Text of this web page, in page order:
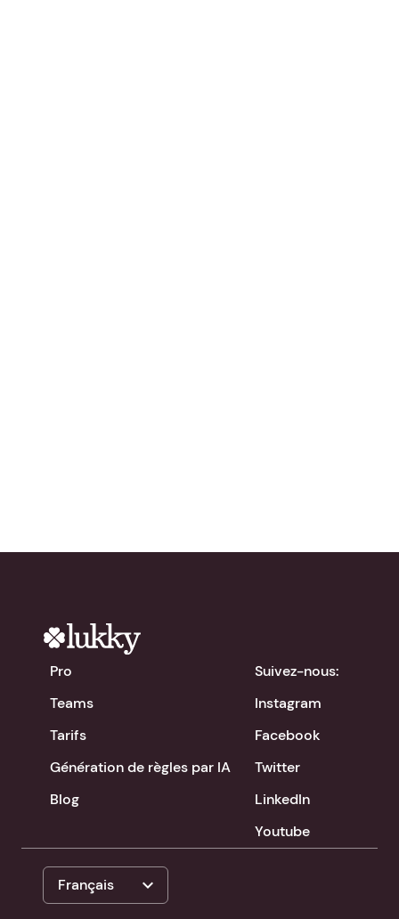
Pro
Teams
Tarifs
Génération de règles par IA
Blog
Suivez-nous:
Instagram
Facebook
Twitter
LinkedIn
Youtube
Français expand_more